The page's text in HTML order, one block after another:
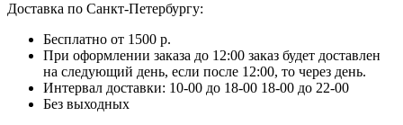
Доставка по Санкт-Петербургу:
Бесплатно от 1500 р.
При оформлении заказа до 12:00 заказ будет доставлен
на следующий день, если после 12:00, то через день.
Интервал доставки: 10-00 до 18-00 18-00 до 22-00
Без выходных